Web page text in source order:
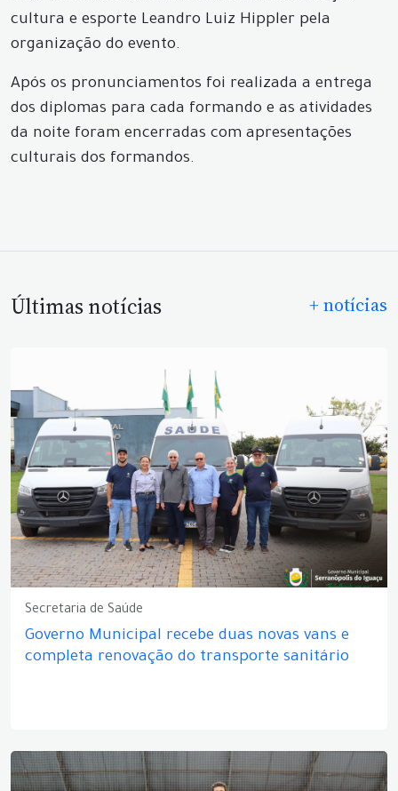
cultura e esporte Leandro Luiz Hippler pela
organização do evento.
Após os pronunciamentos foi realizada a entrega
dos diplomas para cada formando e as atividades
da noite foram encerradas com apresentações
culturais dos formandos.
Últimas notícias + notícias
Secretaria de Saúde
Governo Municipal recebe duas novas vans e
completa renovação do transporte sanitário